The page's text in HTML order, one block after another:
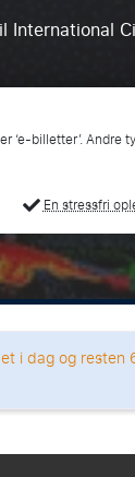
International
‘e-billetter’. Andre
En stressfri
i dag og resten